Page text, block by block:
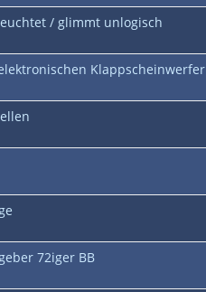
/ glimmt unlogisch
Klappscheinwerfer
72iger BB